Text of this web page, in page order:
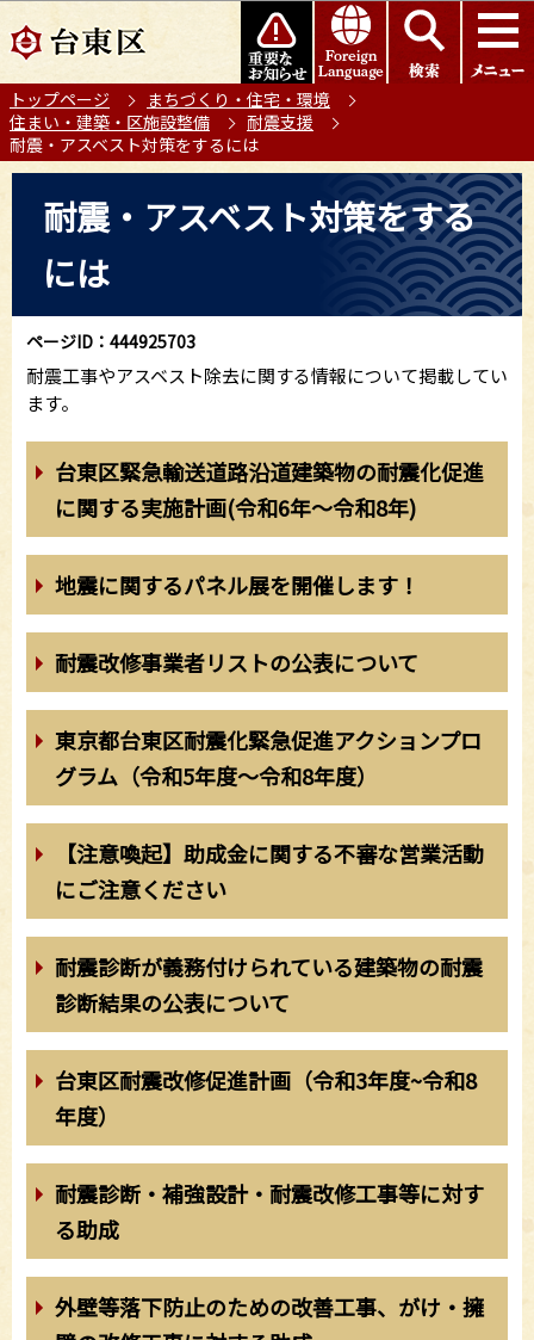
の
ー
ジ
の
このページの本文へ移動
トップページ
まちづくり・住宅・環境
住まい・建築・区施設整備
耐震支援
耐震・アスベスト対策をするには
ら
耐震・アスベスト対策をする
には
ページID：444925703
耐震工事やアスベスト除去に関する情報について掲載してい
ます。
台東区緊急輸送道路沿道建築物の耐震化促進
に関する実施計画(令和6年～令和8年)
地震に関するパネル展を開催します！
耐震改修事業者リストの公表について
東京都台東区耐震化緊急促進アクションプロ
グラム（令和5年度～令和8年度）
【注意喚起】助成金に関する不審な営業活動
にご注意ください
耐震診断が義務付けられている建築物の耐震
診断結果の公表について
台東区耐震改修促進計画（令和3年度~令和8
年度）
耐震診断・補強設計・耐震改修工事等に対す
る助成
外壁等落下防止のための改善工事、がけ・擁